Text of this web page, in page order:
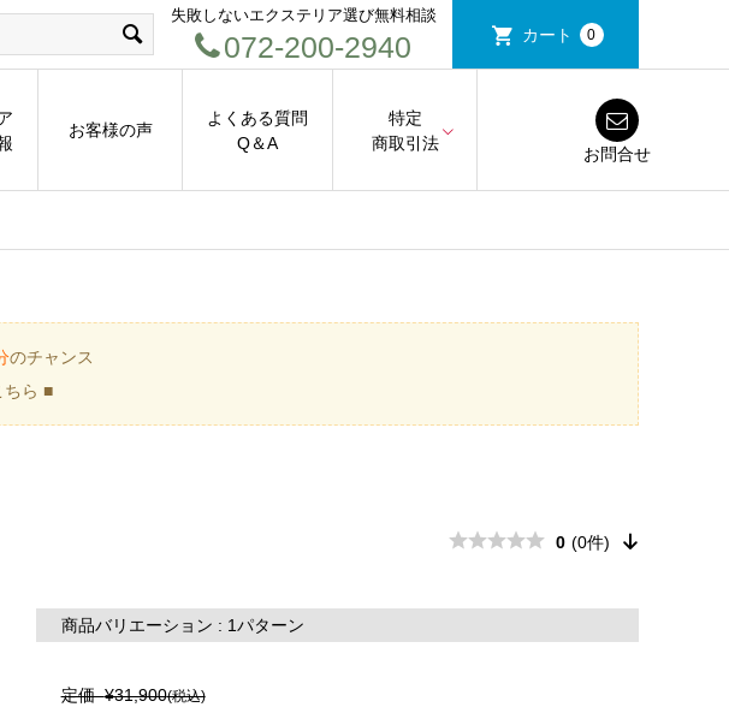
失敗しないエクステリア選び無料相談
072-200-2940 カート 0
お客様の声
よくある質問
Q＆A
特定
商取引法
お問合せ
のチャンス
ちら ■
0 (0件)
商品バリエーション : 1パターン
定価¥31,900(税込)